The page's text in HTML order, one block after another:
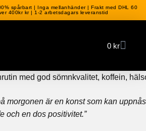
spårbart | Inga mellanhänder | Frakt med DHL 60
400kr kr | 1-2 arbetsdagars leveranstid
0 kr
morgonen är en konst som kan uppnås
och en dos positivitet.”